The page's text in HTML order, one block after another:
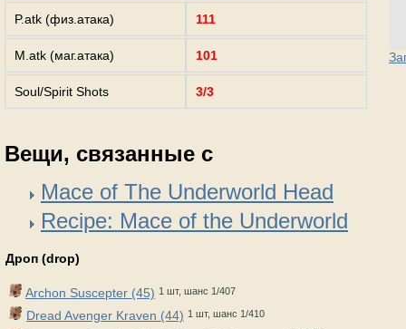
P.atk (физ.атака) 111
M.atk (маг.атака) 101
Soul/Spirit Shots 3/3
Вещи, связанные с
Mace of The Underworld Head
Recipe: Mace of the Underworld
Дроп (drop)
Archon Suscepter (45) 1 шт, шанс 1/407
Dread Avenger Kraven (44) 1 шт, шанс 1/410